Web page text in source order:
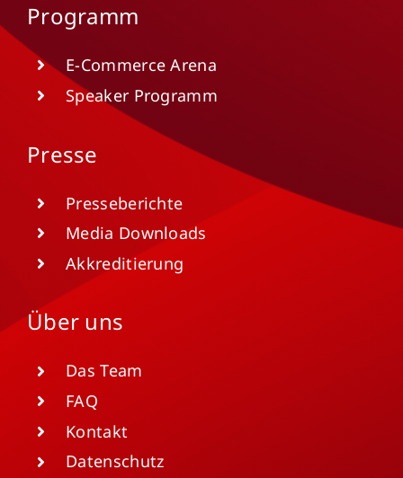
Programm
E-Commerce Arena
Speaker Programm
Presse
Presseberichte
Media Downloads
Akkreditierung
Über uns
Das Team
FAQ
Kontakt
Datenschutz